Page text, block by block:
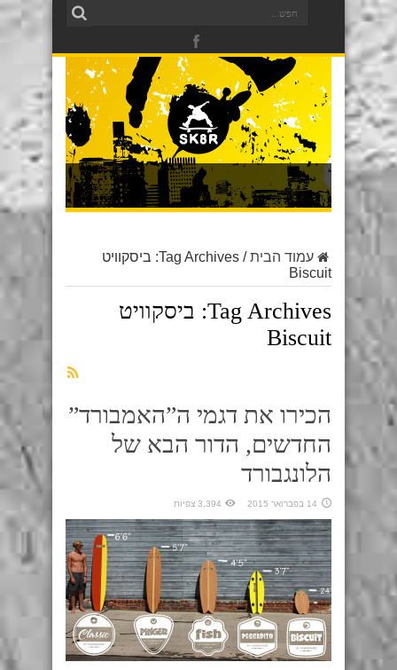
עמוד הבית/
Tag Archives: ביסקוויט
Biscuit
Tag Archives: ביסקוויט
Biscuit
הכירו את דגמי ה”האמבורד”
החדשים, הדור הבא של
הלונגבורד
14 בפברואר 2015 3,394 צפיות